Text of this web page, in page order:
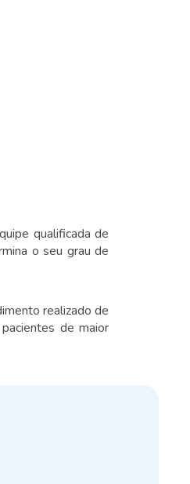
qualificada de
o seu grau de
realizado de
de maior